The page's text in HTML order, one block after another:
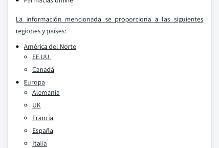
La información mencionada se proporciona a las siguientes
regiones y países:
América del Norte
EE.UU.
Canadá
Europa
Alemania
UK
Francia
España
Italia